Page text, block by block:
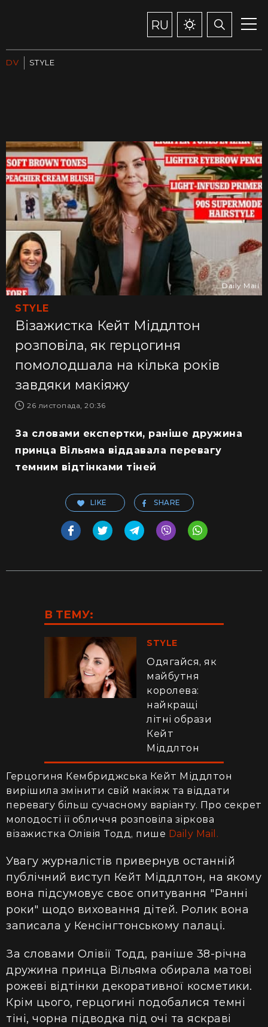
RU
DV STYLE
STYLE
Візажистка Кейт Міддлтон
розповіла, як герцогиня
помолодшала на кілька років
завдяки макіяжу
26 листопада, 20:36
Daily Mail
За словами експертки, раніше дружина
принца Вільяма віддавала перевагу
темним відтінками тіней
LIKE SHARE
В ТЕМУ:
STYLE
Одягайся, як
майбутня
королева:
найкращі
літні образи
Кейт
Міддлтон
Герцогиня Кембриджська Кейт Міддлтон
вирішила змінити свій макіяж та віддати
перевагу більш сучасному варіанту. Про секрет
молодості її обличчя розповіла зіркова
візажистка Олівія Тодд, пише Daily Mail.
Увагу журналістів привернув останній
публічний виступ Кейт Міддлтон, на якому
вона підсумовує своє опитування "Ранні
роки" щодо виховання дітей. Ролик вона
записала у Кенсінгтонському палаці.
За словами Олівії Тодд, раніше 38-річна
дружина принца Вільяма обирала матові
рожеві відтінки декоративної косметики.
Крім цього, герцогині подобалися темні
тіні, чорна підводка під очі та яскраві